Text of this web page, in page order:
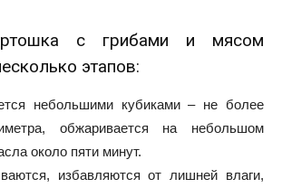
с грибами и мясом
этапов:
небольшими кубиками – не более
обжаривается на небольшом
около пяти минут.
избавляются от лишней влаги,